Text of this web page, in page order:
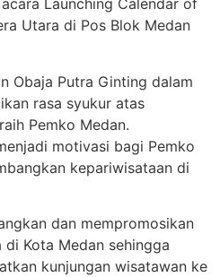
Launching Calendar of
Utara di Pos Blok Medan
Obaja Putra Ginting dalam
rasa syukur atas
Pemko Medan.
motivasi bagi Pemko
kepariwisataan di
dan mempromosikan
Kota Medan sehingga
kunjungan wisatawan ke